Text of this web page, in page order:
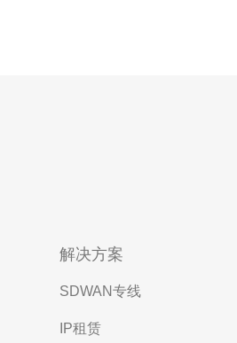
解决方案
SDWAN专线
IP租赁